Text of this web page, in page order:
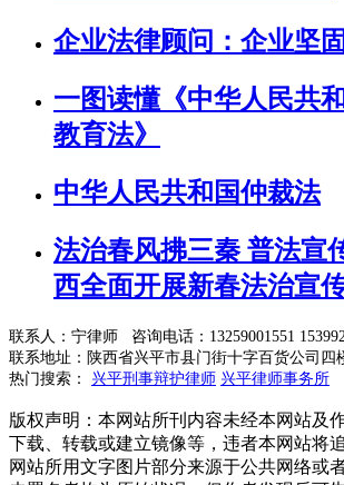
企业法律顾问：企业坚
一图读懂《中华人民共
教育法》
中华人民共和国仲裁法
法治春风拂三秦 普法宣
西全面开展新春法治宣
联系人：宁律师 咨询电话：13259001551
联系地址：陕西省兴平市县门街十字百货公司四
热门搜索： 兴平刑事辩护律师 兴平律师事务所
版权声明：本网站所刊内容未经本网站及
下载、转载或建立镜像等，违者本网站将
网站所用文字图片部分来源于公共网络或